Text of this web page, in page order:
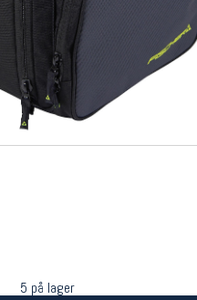
5 på lager